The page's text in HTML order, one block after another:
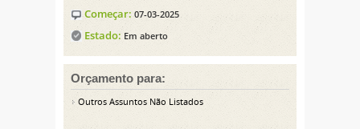
Começar: 07-03-2025
Estado: Em aberto
Orçamento para:
Outros Assuntos Não Listados